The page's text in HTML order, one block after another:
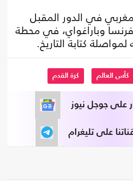
في الدور المقبل
وباراغواي، في محطة
كتابة التاريخ.
كأس العالم كرة القدم
على جوجل نيوز
على تليغرام